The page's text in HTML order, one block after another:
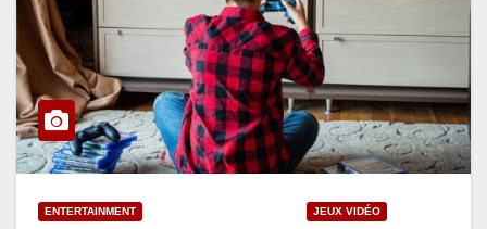
ENTERTAINMENT JEUX VIDÉO